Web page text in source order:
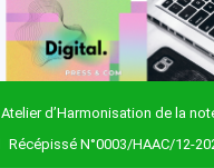
Atelier d’Harmonisation de la
Togo
Récépissé N°0003/HAAC/12-